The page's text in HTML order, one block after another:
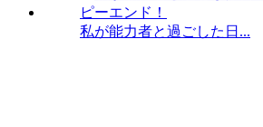
私が能力者と過ごした日...